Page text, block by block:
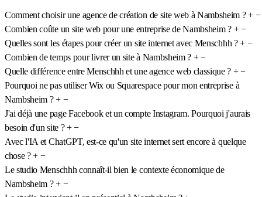
Comment choisir une agence de création de site web à Nambsheim ? + −
Combien coûte un site web pour une entreprise de Nambsheim ? + −
Quelles sont les étapes pour créer un site internet avec Menschhh ? + −
Combien de temps pour livrer un site à Nambsheim ? + −
Quelle différence entre Menschhh et une agence web classique ? + −
Pourquoi ne pas utiliser Wix ou Squarespace pour mon entreprise à
Nambsheim ? + −
J'ai déjà une page Facebook et un compte Instagram. Pourquoi j'aurais
besoin d'un site ? + −
Avec l'IA et ChatGPT, est-ce qu'un site internet sert encore à quelque
chose ? + −
Le studio Menschhh connaît-il bien le contexte économique de
Nambsheim ? + −